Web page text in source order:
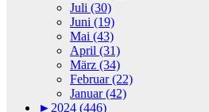
Juli (30)
Juni (19)
Mai (43)
April (31)
März (34)
Februar (22)
Januar (42)
► 2024 (446)